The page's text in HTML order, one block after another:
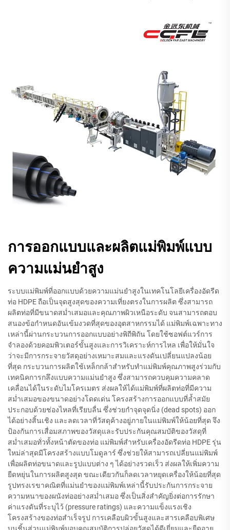
การออกแบบและผลิตแม่พิมพ์แบบ
ความแม่นยำสูง
ระบบแม่พิมพ์ที่ออกแบบด้วยความแม่นยำสูงในเทคโนโลยีเครื่องอัดรีด
ท่อ HDPE ถือเป็นจุดสูงสุดของความเที่ยงตรงในการผลิต ซึ่งสามารถ
ผลิตท่อที่มีขนาดสม่ำเสมอและคุณภาพผิวเหนือระดับ จนสามารถตอบ
สนองข้อกำหนดอันเข้มงวดที่สุดของอุตสาหกรรมได้ แม่พิมพ์เฉพาะทาง
เหล่านี้ผ่านกระบวนการออกแบบอย่างพิถีพิถัน โดยใช้ซอฟต์แวร์การ
จำลองด้วยคอมพิวเตอร์ขั้นสูงและการวิเคราะห์การไหล เพื่อให้มั่นใจ
ว่าจะมีการกระจายวัสดุอย่างเหมาะสมและแรงดันเปลี่ยนแปลงน้อย
ที่สุด กระบวนการผลิตใช้เหล็กกล้าสำหรับทำแม่พิมพ์คุณภาพสูงร่วมกับ
เทคนิคการกลึงแบบความแม่นยำสูง ซึ่งสามารถควบคุมความคลาด
เคลื่อนได้ในระดับไมโครเมตร ส่งผลให้ได้แม่พิมพ์ที่ผลิตท่อที่มีความ
สม่ำเสมอของขนาดอย่างโดดเด่น โครงสร้างการออกแบบที่ล้ำสมัย
ประกอบด้วยช่องไหลที่เรียบลื่น ซึ่งช่วยกำจุดจุดนิ่ง (dead spots) ออก
ได้อย่างสิ้นเชิง และลดเวลาที่วัสดุค้างอยู่ภายในแม่พิมพ์ให้น้อยที่สุด จึง
ป้องกันการเสื่อมสภาพของวัสดุและรับประกันคุณสมบัติของวัสดุที่
สม่ำเสมอทั่วทั้งหน้าตัดของท่อ แม่พิมพ์สำหรับเครื่องอัดรีดท่อ HDPE รุ่น
ใหม่ล่าสุดมีโครงสร้างแบบโมดูลาร์ ซึ่งช่วยให้สามารถเปลี่ยนแม่พิมพ์
เพื่อผลิตท่อขนาดและรูปแบบต่าง ๆ ได้อย่างรวดเร็ว ส่งผลให้เพิ่มความ
ยืดหยุ่นในการผลิตสูงสุด ขณะเดียวกันก็ลดเวลาหยุดเครื่องให้น้อยที่สุด
รูปทรงเรขาคณิตที่แม่นยำของแม่พิมพ์เหล่านี้รับประกันการกระจาย
ความหนาของผนังท่ออย่างสม่ำเสมอ ซึ่งเป็นสิ่งสำคัญยิ่งต่อการรักษา
ค่าแรงดันที่ระบุไว้ (pressure ratings) และความแข็งแรงเชิง
โครงสร้างของท่อสำเร็จรูป การเคลือบผิวขั้นสูงและสารเคลือบพิเศษ
บนชิ้นส่วนแม่พิมพ์มอบคุณสมบัติการปล่อยวัสดุได้ดีเยี่ยมและยืดอายุ